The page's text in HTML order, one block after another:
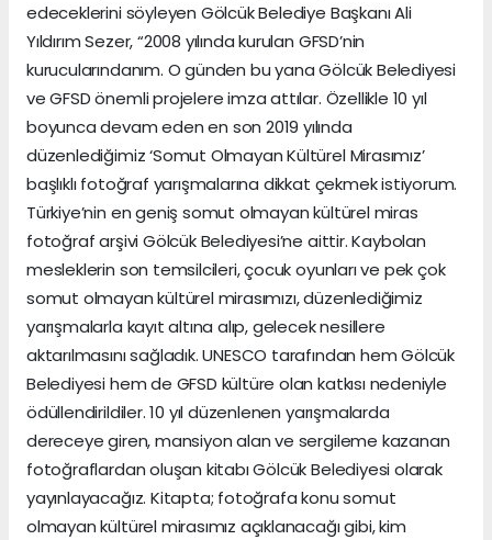
edeceklerini söyleyen Gölcük Belediye Başkanı Ali
Yıldırım Sezer, “2008 yılında kurulan GFSD’nin
kurucularındanım. O günden bu yana Gölcük Belediyesi
ve GFSD önemli projelere imza attılar. Özellikle 10 yıl
boyunca devam eden en son 2019 yılında
düzenlediğimiz ‘Somut Olmayan Kültürel Mirasımız’
başlıklı fotoğraf yarışmalarına dikkat çekmek istiyorum.
Türkiye’nin en geniş somut olmayan kültürel miras
fotoğraf arşivi Gölcük Belediyesi’ne aittir. Kaybolan
mesleklerin son temsilcileri, çocuk oyunları ve pek çok
somut olmayan kültürel mirasımızı, düzenlediğimiz
yarışmalarla kayıt altına alıp, gelecek nesillere
aktarılmasını sağladık. UNESCO tarafından hem Gölcük
Belediyesi hem de GFSD kültüre olan katkısı nedeniyle
ödüllendirildiler. 10 yıl düzenlenen yarışmalarda
dereceye giren, mansiyon alan ve sergileme kazanan
fotoğraflardan oluşan kitabı Gölcük Belediyesi olarak
yayınlayacağız. Kitapta; fotoğrafa konu somut
olmayan kültürel mirasımız açıklanacağı gibi, kim